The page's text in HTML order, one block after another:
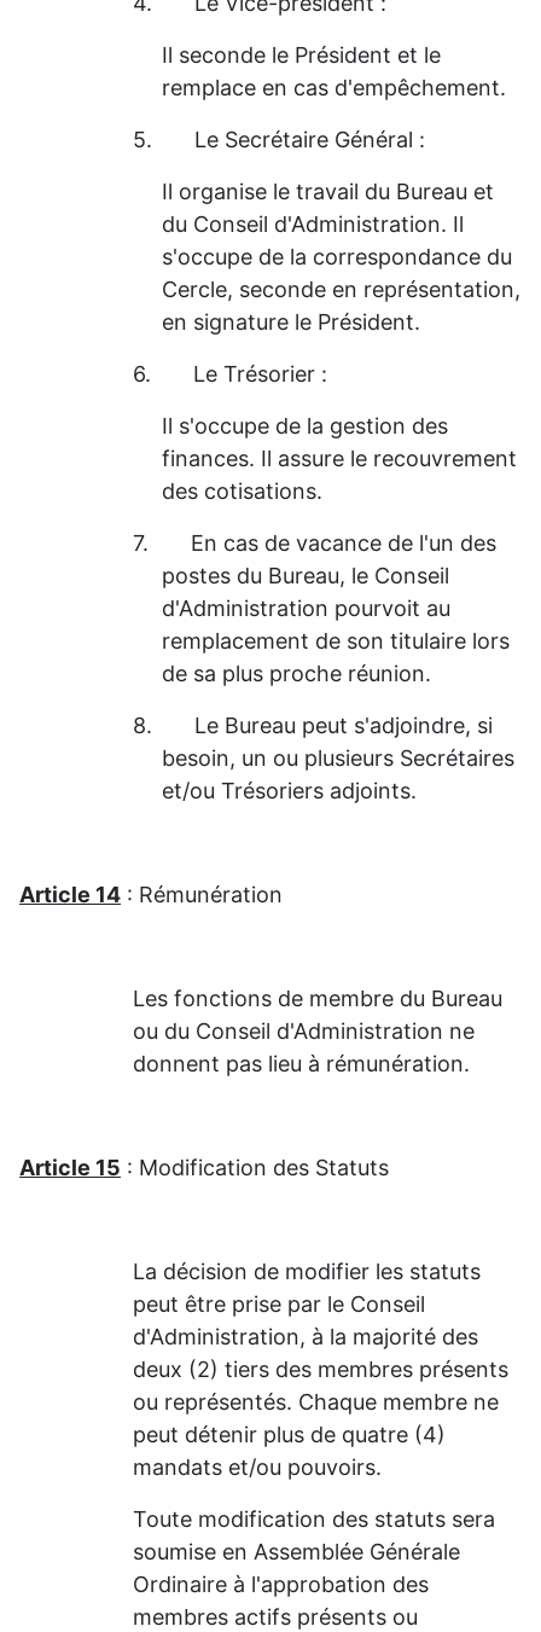
Il seconde le Président et le
remplace en cas d'empêchement.
5. Le Secrétaire Général :
Il organise le travail du Bureau et
du Conseil d'Administration. Il
s'occupe de la correspondance du
Cercle, seconde en représentation,
en signature le Président.
6. Le Trésorier :
Il s'occupe de la gestion des
finances. Il assure le recouvrement
des cotisations.
7.
En cas de vacance de l'un des
postes du Bureau, le Conseil
d'Administration pourvoit au
remplacement de son titulaire lors
de sa plus proche réunion.
8.
Le Bureau peut s'adjoindre, si
besoin, un ou plusieurs Secrétaires
et/ou Trésoriers adjoints.
Article 14 : Rémunération
Les fonctions de membre du Bureau
ou du Conseil d'Administration ne
donnent pas lieu à rémunération.
Article 15 : Modification des Statuts
La décision de modifier les statuts
peut être prise par le Conseil
d'Administration, à la majorité des
deux (2) tiers des membres présents
ou représentés. Chaque membre ne
peut détenir plus de quatre (4)
mandats et/ou pouvoirs.
Toute modification des statuts sera
soumise en Assemblée Générale
Ordinaire à l'approbation des
membres actifs présents ou